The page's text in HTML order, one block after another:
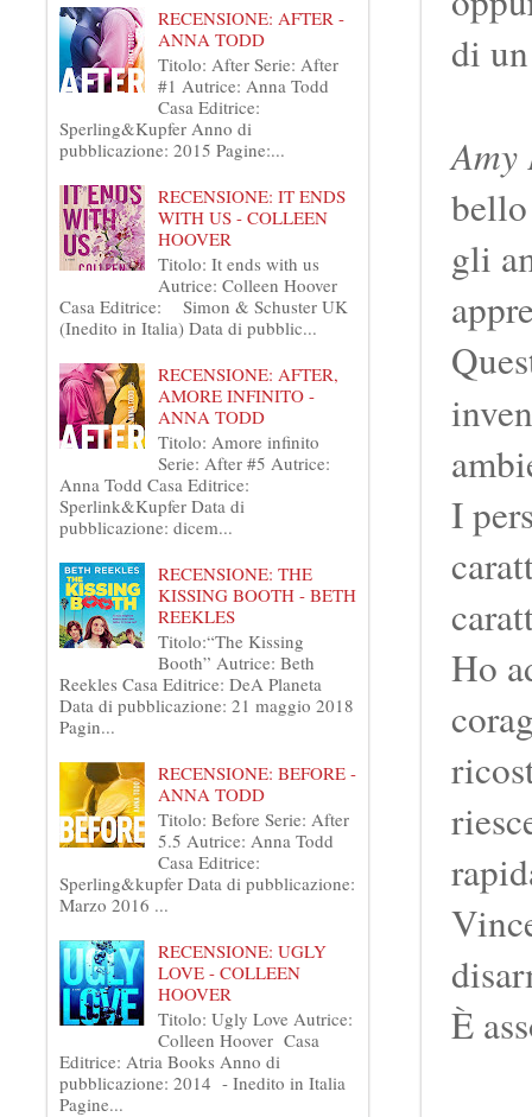
di
Amy
gli
I
Ho
È
RECENSIONE: AFTER -
ANNA TODD
Titolo: After Serie: After
#1 Autrice: Anna Todd
Casa Editrice:
Sperling&Kupfer Anno di
pubblicazione: 2015 Pagine:...
RECENSIONE: IT ENDS
WITH US - COLLEEN
HOOVER
Titolo: It ends with us
Autrice: Colleen Hoover
Casa Editrice: Simon & Schuster UK
(Inedito in Italia) Data di pubblic...
RECENSIONE: AFTER,
AMORE INFINITO -
ANNA TODD
Titolo: Amore infinito
Serie: After #5 Autrice:
Anna Todd Casa Editrice:
Sperlink&Kupfer Data di
pubblicazione: dicem...
RECENSIONE: THE
KISSING BOOTH - BETH
REEKLES
Titolo:“The Kissing
Booth” Autrice: Beth
Reekles Casa Editrice: DeA Planeta
Data di pubblicazione: 21 maggio 2018
Pagin...
RECENSIONE: BEFORE -
ANNA TODD
Titolo: Before Serie: After
5.5 Autrice: Anna Todd
Casa Editrice:
Sperling&kupfer Data di pubblicazione:
Marzo 2016 ...
RECENSIONE: UGLY
LOVE - COLLEEN
HOOVER
Titolo: Ugly Love Autrice:
Colleen Hoover Casa
Editrice: Atria Books Anno di
pubblicazione: 2014 - Inedito in Italia
Pagine...